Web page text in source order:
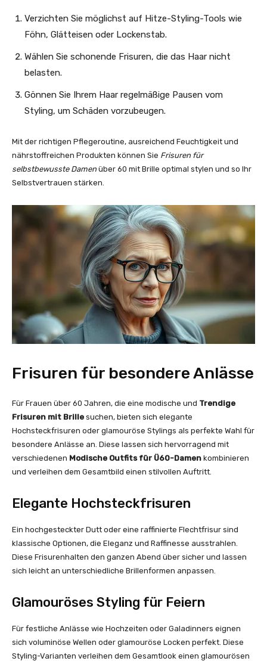
Verzichten Sie möglichst auf Hitze-Styling-Tools wie
Föhn, Glätteisen oder Lockenstab.
Wählen Sie schonende Frisuren, die das Haar nicht
belasten.
Gönnen Sie Ihrem Haar regelmäßige Pausen vom
Styling, um Schäden vorzubeugen.
Mit der richtigen Pflegeroutine, ausreichend Feuchtigkeit und
nährstoffreichen Produkten können Sie Frisuren für
selbstbewusste Damen über 60 mit Brille optimal stylen und so Ihr
Selbstvertrauen stärken.
Frisuren für besondere Anlässe
Für Frauen über 60 Jahren, die eine modische und Trendige
Frisuren mit Brille suchen, bieten sich elegante
Hochsteckfrisuren oder glamouröse Stylings als perfekte Wahl für
besondere Anlässe an. Diese lassen sich hervorragend mit
verschiedenen Modische Outfits für Ü60-Damen kombinieren
und verleihen dem Gesamtbild einen stilvollen Auftritt.
Elegante Hochsteckfrisuren
Ein hochgesteckter Dutt oder eine raffinierte Flechtfrisur sind
klassische Optionen, die Eleganz und Raffinesse ausstrahlen.
Diese Frisurenhalten den ganzen Abend über sicher und lassen
sich leicht an unterschiedliche Brillenformen anpassen.
Glamouröses Styling für Feiern
Für festliche Anlässe wie Hochzeiten oder Galadinners eignen
sich voluminöse Wellen oder glamouröse Locken perfekt. Diese
Styling-Varianten verleihen dem Gesamtlook einen glamourösen